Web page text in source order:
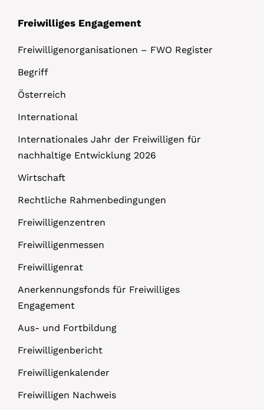
Freiwilliges Engagement
Freiwilligenorganisationen – FWO Register
Begriff
Österreich
International
Internationales Jahr der Freiwilligen für
nachhaltige Entwicklung 2026
Wirtschaft
Rechtliche Rahmenbedingungen
Freiwilligenzentren
Freiwilligenmessen
Freiwilligenrat
Anerkennungsfonds für Freiwilliges
Engagement
Aus- und Fortbildung
Freiwilligenbericht
Freiwilligenkalender
Freiwilligen Nachweis